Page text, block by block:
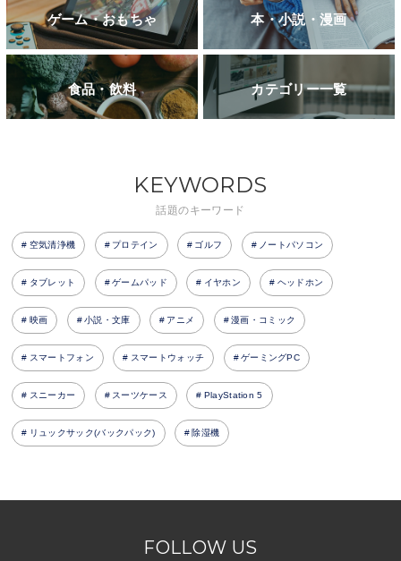
ゲーム・おもちゃ 本・小説・漫画
食品・飲料 カテゴリー一覧
KEYWORDS
話題のキーワード
空気清浄機 プロテイン ゴルフ ノートパソコン
タブレット ゲームパッド イヤホン ヘッドホン
映画 小説・文庫 アニメ 漫画・コミック
スマートフォン スマートウォッチ ゲーミングPC
スニーカー スーツケース PlayStation 5
リュックサック(バックパック) 除湿機
FOLLOW US